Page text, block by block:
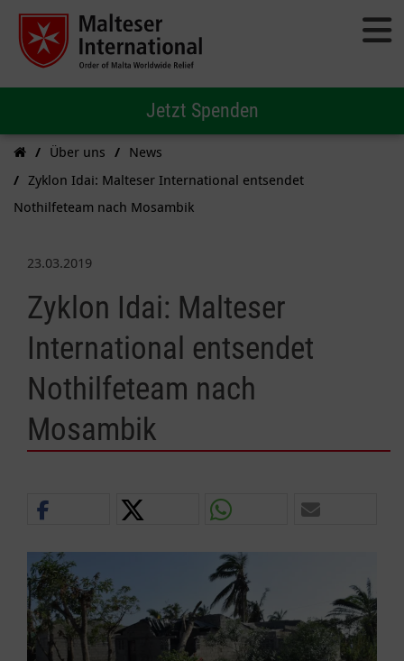
Jetzt Spenden
Über uns
News
Zyklon Idai: Malteser International entsendet
Nothilfeteam nach Mosambik
23.03.2019
Zyklon Idai: Malteser
International entsendet
Nothilfeteam nach
Mosambik